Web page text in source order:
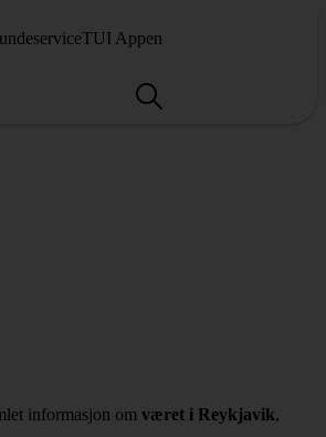
TUI Appen
informasjon om været i Reykjavik,